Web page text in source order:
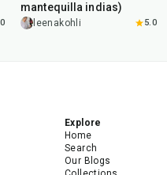
mantequilla indias)
leenakohli 5.0
Explore
Home
Search
Our Blogs